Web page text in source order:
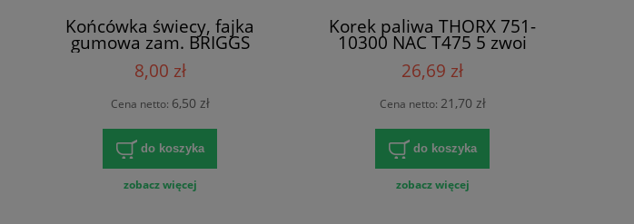
Końcówka świecy, fajka
gumowa zam. BRIGGS
8,00 zł
Cena netto: 6,50 zł
do koszyka
zobacz więcej
Korek paliwa THORX 751-
10300 NAC T475 5 zwoi
26,69 zł
Cena netto: 21,70 zł
do koszyka
zobacz więcej